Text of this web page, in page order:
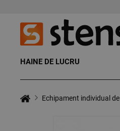
HAINE DE LUCRU
Echipament individual